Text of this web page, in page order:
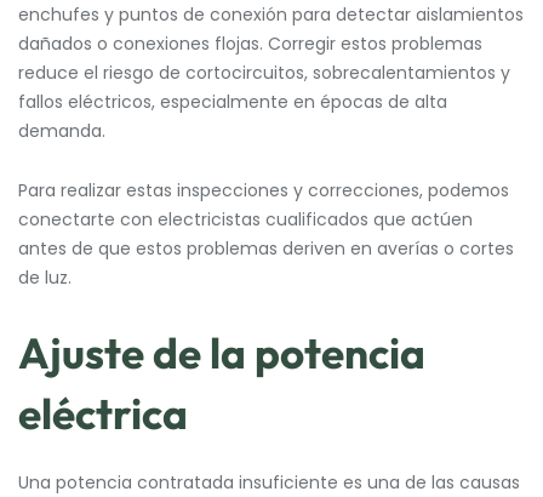
enchufes y puntos de conexión para detectar aislamientos
dañados o conexiones flojas. Corregir estos problemas
reduce el riesgo de cortocircuitos, sobrecalentamientos y
fallos eléctricos, especialmente en épocas de alta
demanda.
Para realizar estas inspecciones y correcciones, podemos
conectarte con electricistas cualificados que actúen
antes de que estos problemas deriven en averías o cortes
de luz.
Ajuste de la potencia
eléctrica
Una potencia contratada insuficiente es una de las causas